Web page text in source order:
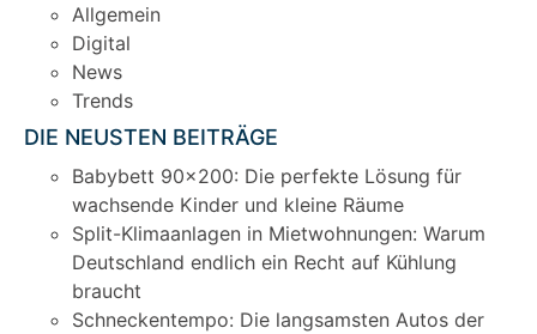
Allgemein
Digital
News
Trends
DIE NEUSTEN BEITRÄGE
Babybett 90×200: Die perfekte Lösung für
wachsende Kinder und kleine Räume
Split-Klimaanlagen in Mietwohnungen: Warum
Deutschland endlich ein Recht auf Kühlung
braucht
Schneckentempo: Die langsamsten Autos der